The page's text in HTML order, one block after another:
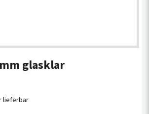
glasklar
lieferbar